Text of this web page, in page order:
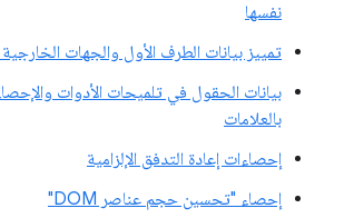
نفسها
تمييز بيانات الطرف الأول والجهات
بيانات الحقول في تلميحات الأدوات
بالعلامات
إحصاءات إعادة التدفق الإلزامية
إحصاء "تحسين حجم عناصر DOM"